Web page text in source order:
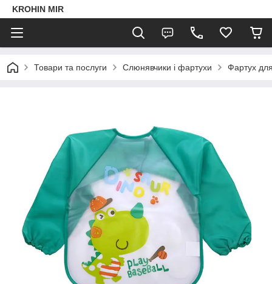
KROHIN MIR
Товари та послуги Слюнявчики і фартухи Фартух